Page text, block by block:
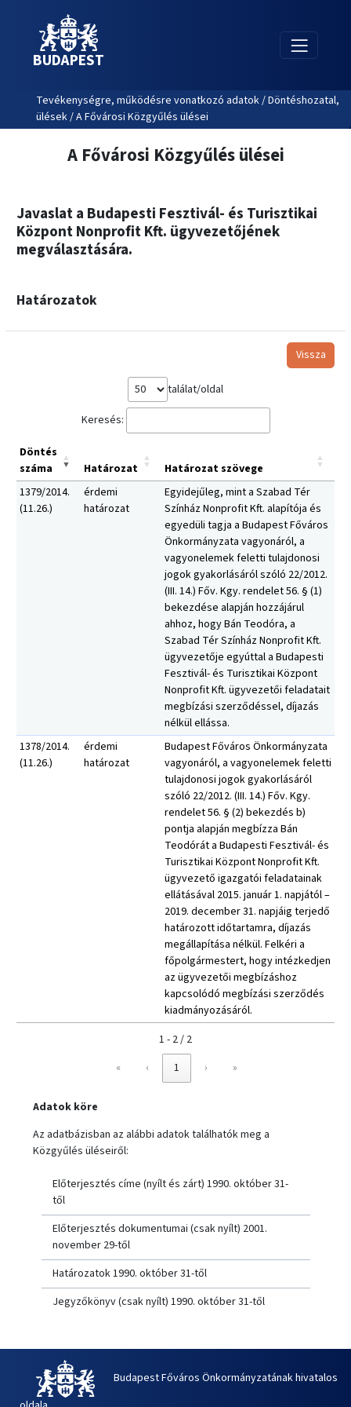
BUDAPEST
Tevékenységre, működésre vonatkozó adatok / Döntéshozatal,
ülések / A Fővárosi Közgyűlés ülései
A Fővárosi Közgyűlés ülései
Javaslat a Budapesti Fesztivál- és Turisztikai
Központ Nonprofit Kft. ügyvezetőjének
megválasztására.
Határozatok
Vissza
találat/oldal
Keresés:
Döntés
száma
Határozat
Határozat szövege
1379/2014.
(11.26.)
érdemi
határozat
Egyidejűleg, mint a Szabad Tér
Színház Nonprofit Kft. alapítója és
egyedüli tagja a Budapest Főváros
Önkormányzata vagyonáról, a
vagyonelemek feletti tulajdonosi
jogok gyakorlásáról szóló 22/2012.
(III. 14.) Főv. Kgy. rendelet 56. § (1)
bekezdése alapján hozzájárul
ahhoz, hogy Bán Teodóra, a
Szabad Tér Színház Nonprofit Kft.
ügyvezetője egyúttal a Budapesti
Fesztivál- és Turisztikai Központ
Nonprofit Kft. ügyvezetői feladatait
megbízási szerződéssel, díjazás
nélkül ellássa.
1378/2014.
(11.26.)
érdemi
határozat
Budapest Főváros Önkormányzata
vagyonáról, a vagyonelemek feletti
tulajdonosi jogok gyakorlásáról
szóló 22/2012. (III. 14.) Főv. Kgy.
rendelet 56. § (2) bekezdés b)
pontja alapján megbízza Bán
Teodórát a Budapesti Fesztivál- és
Turisztikai Központ Nonprofit Kft.
ügyvezető igazgatói feladatainak
ellátásával 2015. január 1. napjától –
2019. december 31. napjáig terjedő
határozott időtartamra, díjazás
megállapítása nélkül. Felkéri a
főpolgármestert, hogy intézkedjen
az ügyvezetői megbízáshoz
kapcsolódó megbízási szerződés
kiadmányozásáról.
1 - 2 / 2
«
‹ 1 › »
Adatok köre
Az adatbázisban az alábbi adatok találhatók meg a
Közgyűlés üléseiről:
Előterjesztés címe (nyílt és zárt) 1990. október 31-
től
Előterjesztés dokumentumai (csak nyílt) 2001.
november 29-től
Határozatok 1990. október 31-től
Jegyzőkönyv (csak nyílt) 1990. október 31-től
Budapest Főváros Önkormányzatának hivatalos